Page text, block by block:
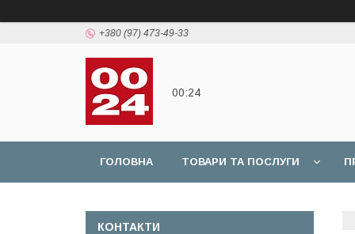
+380 (97) 473-49-33
00:24
ГОЛОВНА ТОВАРИ ТА ПОСЛУГИ
КОНТАКТИ